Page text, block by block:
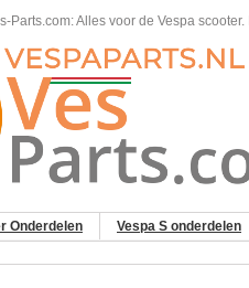
Parts.com: Alles voor de Vespa scooter.
Onderdelen Vespa S onderdelen